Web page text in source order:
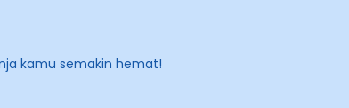
kamu semakin hemat!